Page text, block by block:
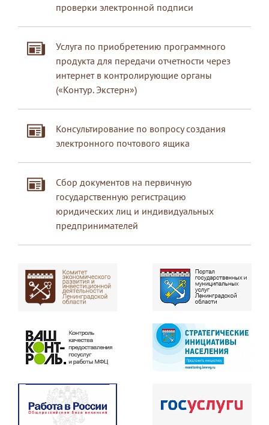
проверки электронной подписи
Услуга по приобретению программного
продукта для передачи отчетности через
интернет в контролирующие органы
(«Контур. Экстерн»)
Консультирование по вопросу создания
электронного почтового ящика
Сбор документов на первичную
государственную регистрацию
юридических лиц и индивидуальных
предпринимателей